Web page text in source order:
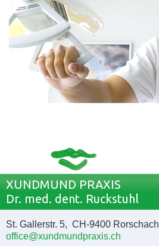
XUNDMUND PRAXIS
Dr. med. dent. Ruckstuhl
St. Gallerstr. 5, CH-9400 Rorschach
office@xundmundpraxis.ch